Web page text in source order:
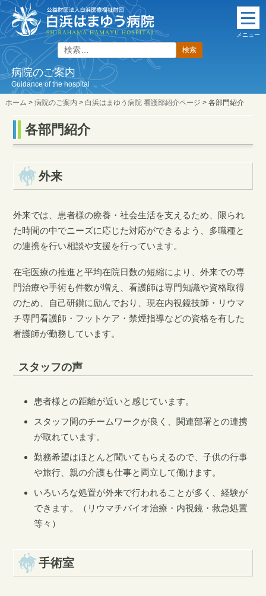
本
文
に
ス
キ
プ
検
索:
メニュー
病院のご案内
Guidance of the hospital
ホーム > 病院のご案内 > 白浜はまゆう病院 看護部紹介ページ > 各部門紹介
各部門紹介
外来
外来では、患者様の療養・社会生活を支えるため、限られ
た時間の中でニーズに応じた対応ができるよう、多職種と
の連携を行い相談や支援を行っています。
在宅医療の推進と平均在院日数の短縮により、外来での専
門治療や手術も件数が増え、看護師は専門知識や資格取得
のため、自己研鑚に励んでおり、現在内視鏡技師・リウマ
チ専門看護師・フットケア・禁煙指導などの資格を有した
看護師が勤務しています。
スタッフの声
患者様との距離が近いと感じています。
スタッフ間のチームワークが良く、関連部署との連携
が取れています。
勤務希望はほとんど聞いてもらえるので、子供の行事
や旅行、親の介護も仕事と両立して働けます。
いろいろな処置が外来で行われることが多く、経験が
できます。（リウマチバイオ治療・内視鏡・救急処置
等々）
手術室